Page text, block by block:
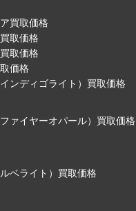
買取価格
取価格
取価格
価格
ンディゴライト）買取価格
ァイヤーオパール）買取価格
ベライト）買取価格